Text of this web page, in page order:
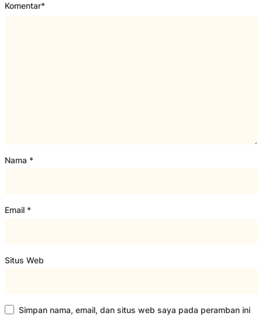
Komentar*
Nama *
Email *
Situs Web
Simpan nama, email, dan situs web saya pada peramban ini